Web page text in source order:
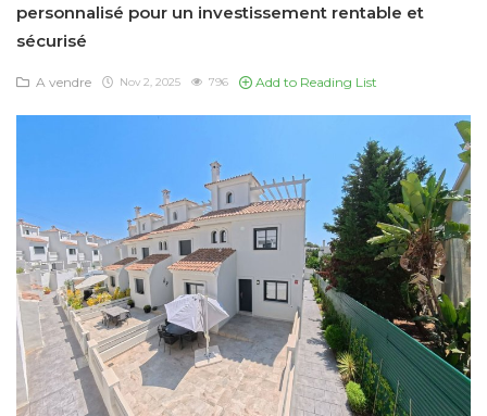
Á propos de nous
Galerie
personnalisé pour un investissement rentable et
sécurisé
A vendre Nov 2, 2025 796 Add to Reading List